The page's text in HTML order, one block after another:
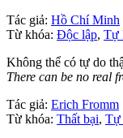
Tác giả: Hồ Chí Minh
Từ khóa: Độc lập, Tự
Không thể có tự do
There can be no real
Tác giả: Erich Fromm
Từ khóa: Thất bại, Tự